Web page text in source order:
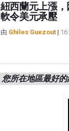
紐西蘭元上漲
軟令美元承壓
由 Ghiles Guezout|
您所在地區最好